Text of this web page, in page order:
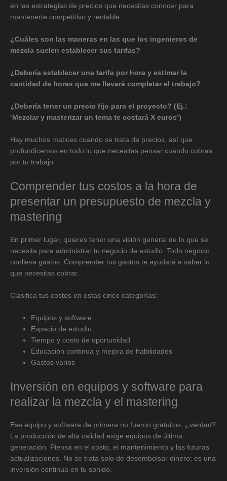
en las estrategias de precios que necesitas conocer para
mantenerte competitivo y rentable.
¿Cuáles son las maneras en las que los ingenieros de
mezcla suelen establecer sus tarifas?
¿Debería establecer una tarifa por hora y estimar la
cantidad de horas que me llevará completar el trabajo?
¿Debería tener un precio fijo para el proyecto? (Ej.:
‘Mezclar y masterizar un tema te costará X euros’)
Hay muchos matices cuando se trata de precios, así que
profundicemos en todo lo que necesitas pensar cuando cobras
por tu trabajo.
Comprender tus costos a la hora de
presentar un presupuesto de mezcla y
mastering
En primer lugar, quieres tener una visión general de lo que se
necesita para administrar tu negocio de estudio. Todo negocio
conlleva gastos. Comprender tus gastos te ayudará a saber lo
que necesitas cobrar.
Clasifica tus costos en estas cinco categorías:
Equipos y software
Espacio de estudio
Tiempo y costo de oportunidad
Educación continua y mejora de habilidades
Gastos varios
Inversión en equipos y software para
realizar la mezcla y el mastering
Ese equipo y software de primera no fueron gratuitos, ¿verdad?
La producción de alta calidad exige equipos de última
generación. Piensa en el costo, el mantenimiento y las futuras
actualizaciones. No se trata solo de desembolsar dinero; es una
inversión continua en tu sonido.